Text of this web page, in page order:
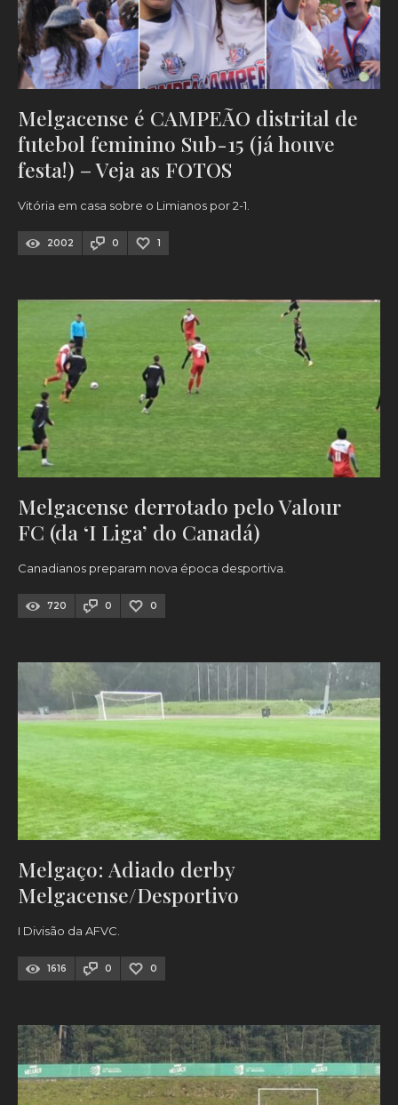
Melgacense é CAMPEÃO distrital de
futebol feminino Sub-15 (já houve
festa!) – Veja as FOTOS
Vitória em casa sobre o Limianos por 2-1.
2002 0 1
Melgacense derrotado pelo Valour
FC (da ‘I Liga’ do Canadá)
Canadianos preparam nova época desportiva.
720 0 0
Melgaço: Adiado derby
Melgacense/Desportivo
I Divisão da AFVC.
1616 0 0